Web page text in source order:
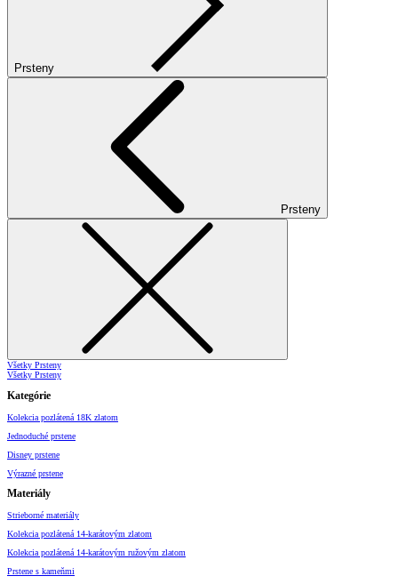
Prsteny
Prsteny
Všetky Prsteny
Všetky Prsteny
Kategórie
Kolekcia pozlátená 18K zlatom
Jednoduché prstene
Disney prstene
Výrazné prstene
Materiály
Strieborné materiály
Kolekcia pozlátená 14-karátovým zlatom
Kolekcia pozlátená 14-karátovým ružovým zlatom
Prstene s kameňmi